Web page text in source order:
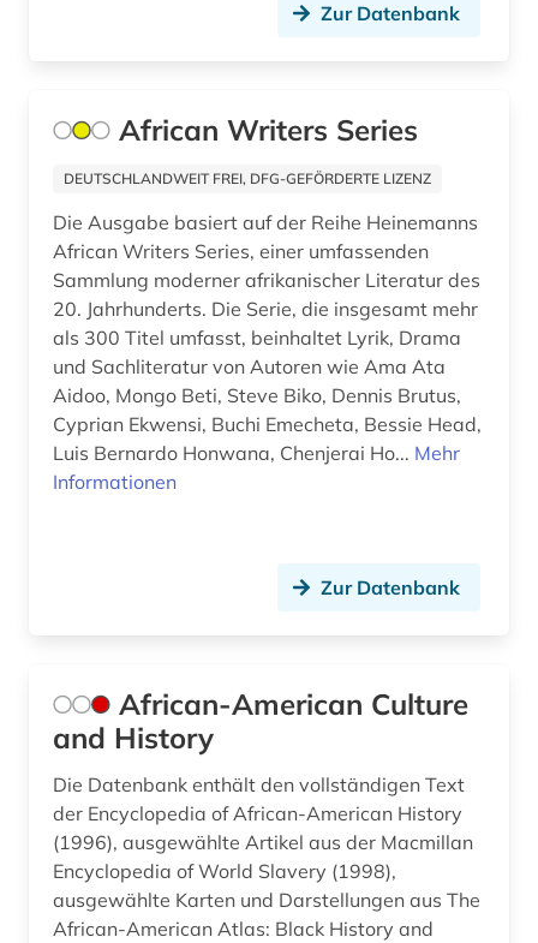
geschichte 1500 - 1700 (1)
geschichte 1500-1640 (1)
geschichte 1500-1700 (1)
geschichte 1500-1900 (1)
geschichte 1500-1926 (1)
geschichte 1574-1739 (1)
geschichte 1600-1900 (2)
geschichte 1700 ff. (1)
geschichte 1700-1800 (1)
geschichte 1700-1836 (1)
geschichte 1714-1915 (1)
Zur Datenbank
African Writers Series
DEUTSCHLANDWEIT FREI, DFG-GEFÖRDERTE LIZENZ
Die Ausgabe basiert auf der Reihe Heinemanns
African Writers Series, einer umfassenden
Sammlung moderner afrikanischer Literatur des
20. Jahrhunderts. Die Serie, die insgesamt mehr
als 300 Titel umfasst, beinhaltet Lyrik, Drama
und Sachliteratur von Autoren wie Ama Ata
Aidoo, Mongo Beti, Steve Biko, Dennis Brutus,
Cyprian Ekwensi, Buchi Emecheta, Bessie Head,
Luis Bernardo Honwana, Chenjerai Ho... Mehr
Informationen
Zur Datenbank
African-American Culture
and History
Die Datenbank enthält den vollständigen Text
der Encyclopedia of African-American History
(1996), ausgewählte Artikel aus der Macmillan
Encyclopedia of World Slavery (1998),
ausgewählte Karten und Darstellungen aus The
African-American Atlas: Black History and